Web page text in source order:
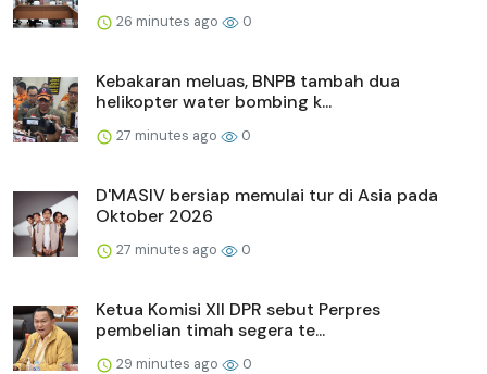
26 minutes ago 0
Kebakaran meluas, BNPB tambah dua
helikopter water bombing k...
27 minutes ago 0
D'MASIV bersiap memulai tur di Asia pada
Oktober 2026
27 minutes ago 0
Ketua Komisi XII DPR sebut Perpres
pembelian timah segera te...
29 minutes ago 0